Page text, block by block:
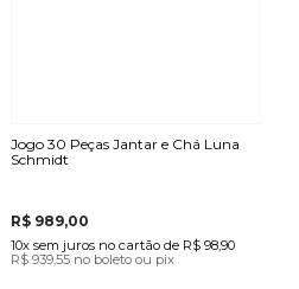
Jogo 30 Peças Jantar e Chá Luna
Schmidt
R$ 989,00
10x sem juros no cartãode R$ 98,90
R$ 939,55 no boleto ou pix